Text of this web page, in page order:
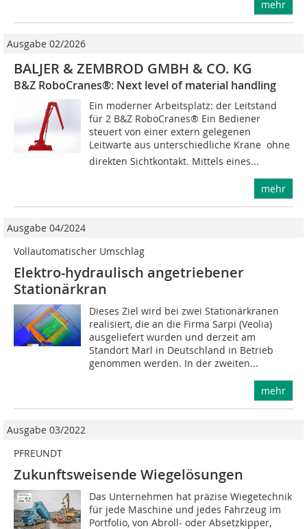
mehr
Ausgabe 02/2026
BALJER & ZEMBROD GMBH & CO. KG
B&Z RoboCranes®: Next level of material handling
Ein moderner Arbeitsplatz: der Leitstand
für 2 B&Z RoboCranes® Ein Bediener
steuert von einer extern gelegenen
Leitwarte aus unterschiedliche Krane  ohne
direkten Sichtkontakt. Mittels eines...
mehr
Ausgabe 04/2024
Vollautomatischer Umschlag
Elektro-hydraulisch angetriebener
Stationärkran
Dieses Ziel wird bei zwei Stationärkranen
realisiert, die an die Firma Sarpi (Veolia)
ausgeliefert wurden und derzeit am
Standort Marl in Deutschland in Betrieb
genommen werden. In der zweiten...
mehr
Ausgabe 03/2022
PFREUNDT
Zukunftsweisende Wiegelösungen
Das Unternehmen hat präzise Wiegetechnik
für jede Maschine und jedes Fahrzeug im
Portfolio, von Abroll- oder Absetzkipper,